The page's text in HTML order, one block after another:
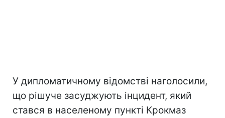
У дипломатичному відомстві наголосили,
що рішуче засуджують інцидент, який
стався в населеному пункті Крокмаз